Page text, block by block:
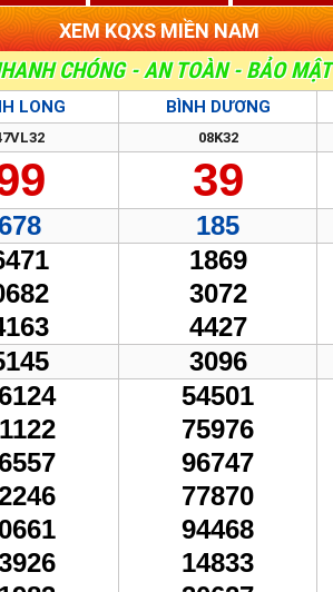
XEM KQXS MIỀN NAM
CHÓNG - AN TOÀN - BẢO MẬT
LONG BÌNH DƯƠNG
08K32
39
185
1869
3072
4427
3096
54501
75976
96747
77870
94468
14833